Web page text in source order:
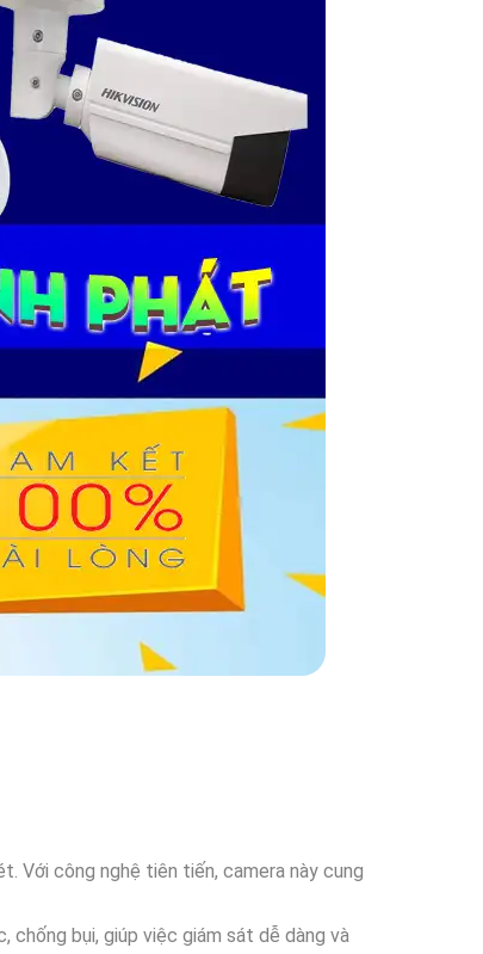
Với công nghệ tiên tiến, camera này cung
chống bụi, giúp việc giám sát dễ dàng và